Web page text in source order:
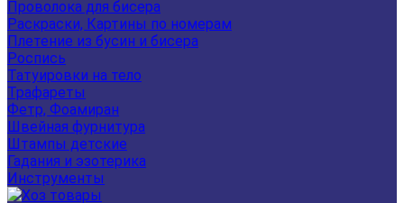
Проволока для бисера
Раскраски, Картины по номерам
Плетение из бусин и бисера
Роспись
Татуировки на тело
Трафареты
Фетр, Фоамиран
Швейная фурнитура
Штампы детские
Гадания и эзотерика
Инструменты